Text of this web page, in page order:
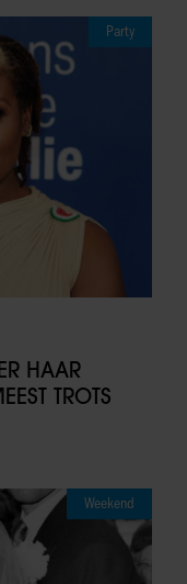
Party
HAAR
TROTS
Weekend